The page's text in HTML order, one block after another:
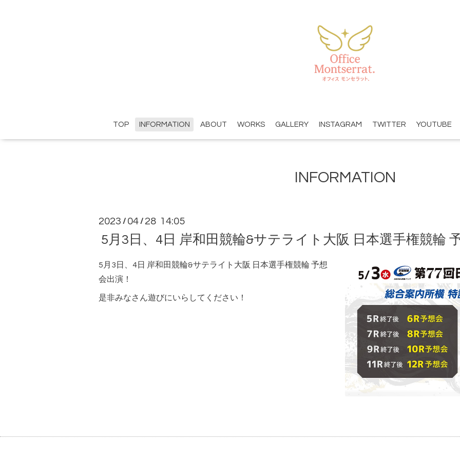
TOP INFORMATION ABOUT WORKS GALLERY INSTAGRAM TWITTER YOUTUBE
INFORMATION
2023 / 04 / 28 14:05
5月3日、4日 岸和田競輪&サテライト大阪 日本選手権競輪
5月3日、4日 岸和田競輪&サテライト大阪 日本選手権競輪 予想
会出演！
是非みなさん遊びにいらしてください！